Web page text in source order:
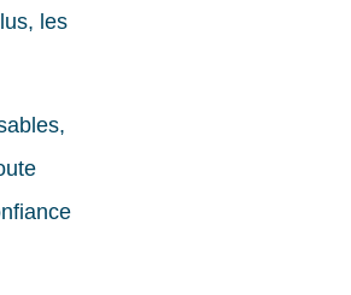
les